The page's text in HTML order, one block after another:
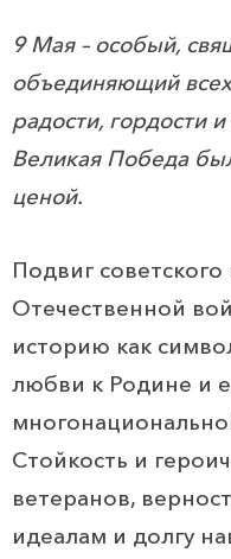
9 Мая – особый,
объединяющий
радости, гордости
Великая Победа
ценой.
Подвиг
Отечественной
историю как
любви к Родине и
Стойкость и
ветеранов,
идеалам и долгу